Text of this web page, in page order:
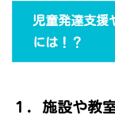
児童発達支援
には！？
１．施設や教